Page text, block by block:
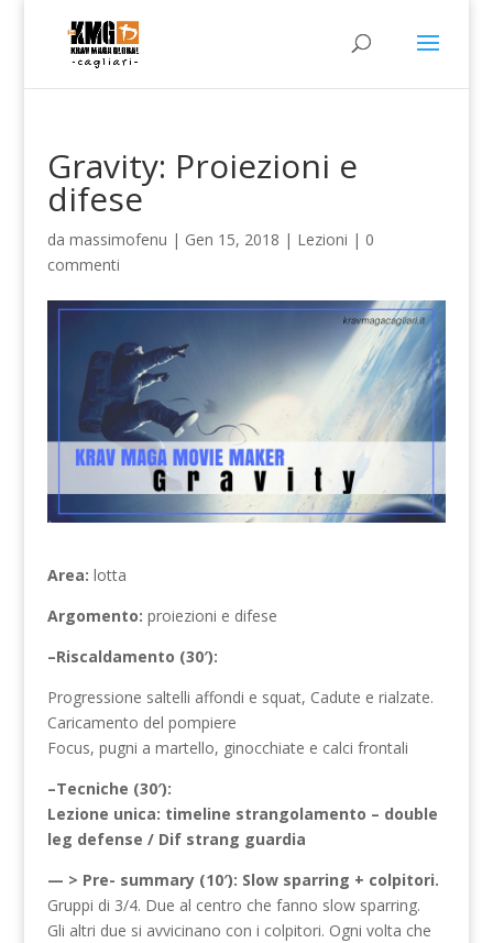
Gravity: Proiezioni e
difese
da massimofenu | Gen 15, 2018 | Lezioni | 0
commenti
Area: lotta
Argomento: proiezioni e difese
–Riscaldamento (30′):
Progressione saltelli affondi e squat, Cadute e rialzate.
Caricamento del pompiere
Focus, pugni a martello, ginocchiate e calci frontali
–Tecniche (30′):
Lezione unica: timeline strangolamento – double
leg defense / Dif strang guardia
— > Pre- summary (10′): Slow sparring + colpitori.
Gruppi di 3/4. Due al centro che fanno slow sparring.
Gli altri due si avvicinano con i colpitori. Ogni volta che